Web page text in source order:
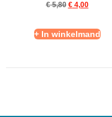
€5,80 €4,00
+ In winkelmand